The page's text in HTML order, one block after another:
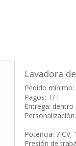
Lavadora
Pedido mínimo:
Pagos: T/T
Entrega:
Potencia: 7 CV,
Presión de